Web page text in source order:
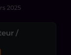
2025
/